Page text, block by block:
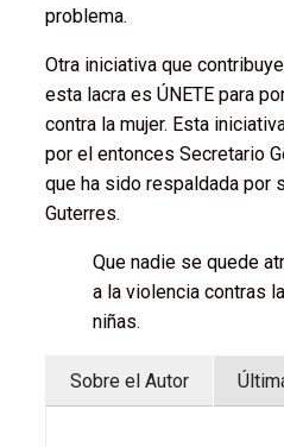
problema.
Otra iniciativa que
esta lacra es ÚNETE para
contra la mujer. Esta
por el entonces Secretario
que ha sido respaldada por
Guterres.
Que nadie se quede
a la violencia contras
niñas.
Sobre el Autor